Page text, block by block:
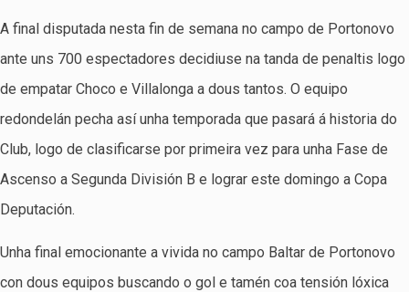
A final disputada nesta fin de semana no campo de Portonovo
ante uns 700 espectadores decidiuse na tanda de penaltis logo
de empatar Choco e Villalonga a dous tantos. O equipo
redondelán pecha así unha temporada que pasará á historia do
Club, logo de clasificarse por primeira vez para unha Fase de
Ascenso a Segunda División B e lograr este domingo a Copa
Deputación.
Unha final emocionante a vivida no campo Baltar de Portonovo
con dous equipos buscando o gol e tamén coa tensión lóxica